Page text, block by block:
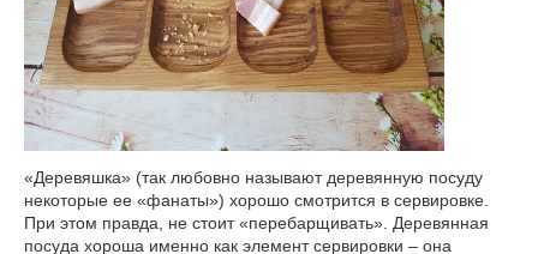
«Деревяшка» (так любовно называют деревянную посуду
некоторые ее «фанаты») хорошо смотрится в сервировке.
При этом правда, не стоит «перебарщивать». Деревянная
посуда хороша именно как элемент сервировки – она